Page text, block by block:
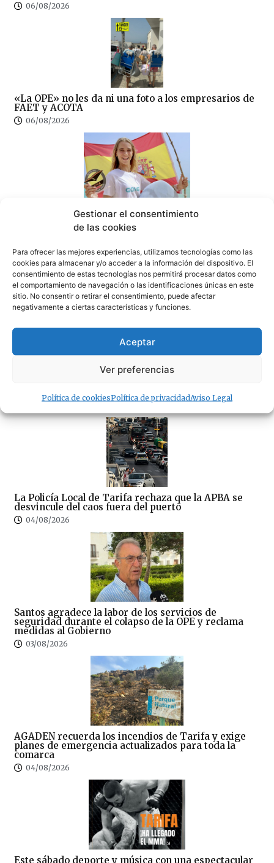
Gestionar el consentimiento
de las cookies
Para ofrecer las mejores experiencias, utilizamos tecnologías como las
cookies para almacenar y/o acceder a la información del dispositivo. El
consentimiento de estas tecnologías nos permitirá procesar datos como
el comportamiento de navegación o las identificaciones únicas en este
sitio. No consentir o retirar el consentimiento, puede afectar
negativamente a ciertas características y funciones.
Aceptar
Ver preferencias
Política de cookiesPolítica de privacidadAviso Legal
06/08/2026
«La OPE» no les da ni una foto a los empresarios de
FAET y ACOTA
06/08/2026
La tarifeña Sofía Ginzinger: tercera del mundo de
freestyle con solo 12 años
La Guardia Civil investiga a una vecina de Tarifa
por presunto maltrato animal tras la muerte de una
· Lo + Leído
La Policía Local de Tarifa rechaza que la APBA se
desvincule del caos fuera del puerto
04/08/2026
Santos agradece la labor de los servicios de
seguridad durante el colapso de la OPE y reclama
medidas al Gobierno
03/08/2026
AGADEN recuerda los incendios de Tarifa y exige
planes de emergencia actualizados para toda la
comarca
04/08/2026
Este sábado deporte y música con una espectacular